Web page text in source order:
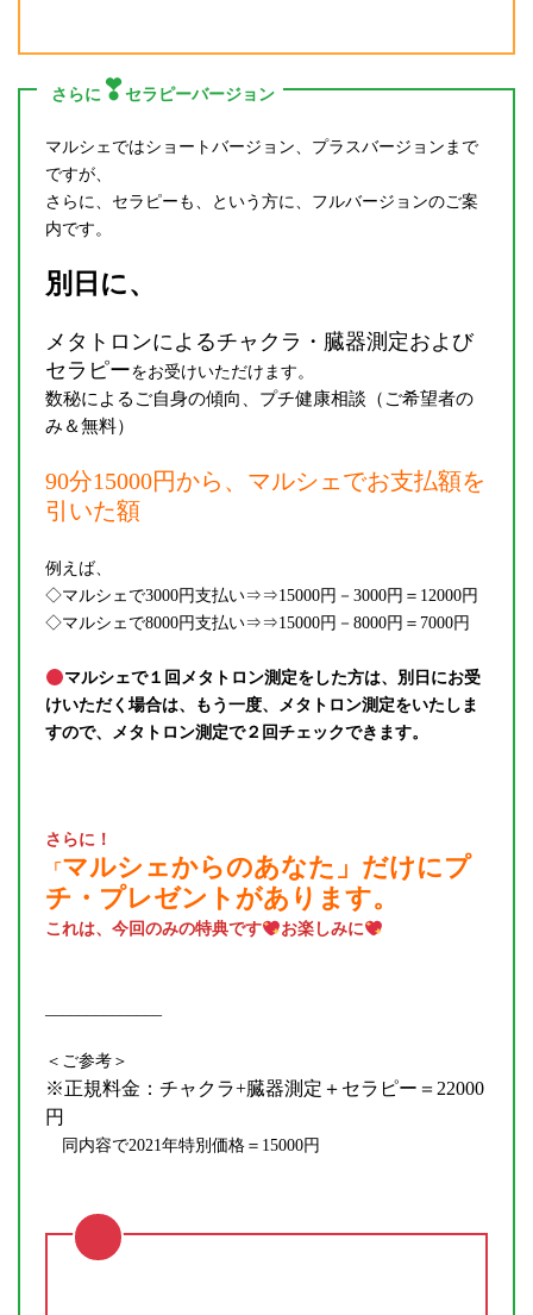
さらに ❣セラピーバージョン
マルシェではショートバージョン、プラスバージョンまで
ですが、
さらに、セラピーも、という方に、フルバージョンのご案
内です。
別日に、
メタトロンによるチャクラ・臓器測定および
セラピーをお受けいただけます。
数秘によるご自身の傾向、プチ健康相談（ご希望者の
み＆無料）
90分15000円から、マルシェでお支払額を
引いた額
例えば、
◇マルシェで3000円支払い⇒⇒15000円－3000円＝12000円
◇マルシェで8000円支払い⇒⇒15000円－8000円＝7000円
マルシェで１回メタトロン測定をした方は、別日にお受
けいただく場合は、もう一度、メタトロン測定をいたしま
すので、メタトロン測定で２回チェックできます。
さらに！
「 マルシェからのあなた」だけにプ
チ・プレゼントがあります。
これは、今回のみの特典です お楽しみに
＜ご参考＞
※正規料金：チャクラ+臓器測定＋セラピー＝22000
円
同内容で2021年特別価格＝15000円